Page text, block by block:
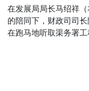
在发展局局长马绍祥
的陪同下，财政司司
在跑马地听取渠务署工